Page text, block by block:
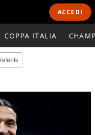
ACCEDI
COPPA ITALIA